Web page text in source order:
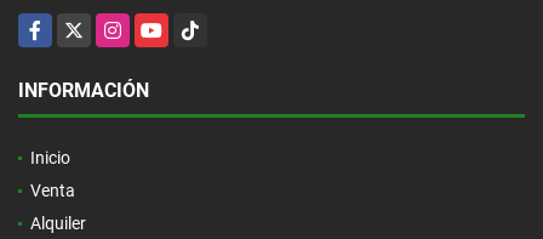
Facebook
X InstagramYouTubeTikTok
INFORMACIÓN
Inicio
Venta
Alquiler